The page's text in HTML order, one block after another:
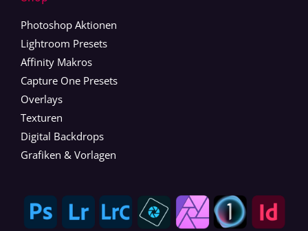
Photoshop Aktionen
Lightroom Presets
Affinity Makros
Capture One Presets
Overlays
Texturen
Digital Backdrops
Grafiken & Vorlagen